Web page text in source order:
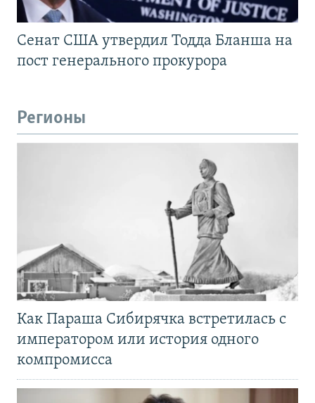
Сенат США утвердил Тодда Бланша на
пост генерального прокурора
Регионы
Как Параша Сибирячка встретилась с
императором или история одного
компромисса